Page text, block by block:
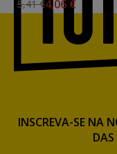
5,41 €4,06 €
INSCREVA-SE NA